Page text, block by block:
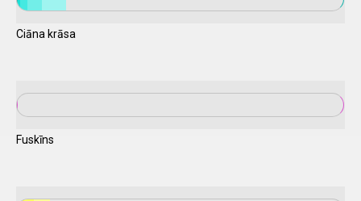
Ciāna krāsa
Fuskīns